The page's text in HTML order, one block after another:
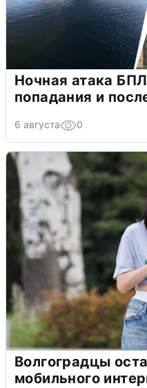
Ночная атака
попадания и
6 августа 0
Волгоградцы
мобильного